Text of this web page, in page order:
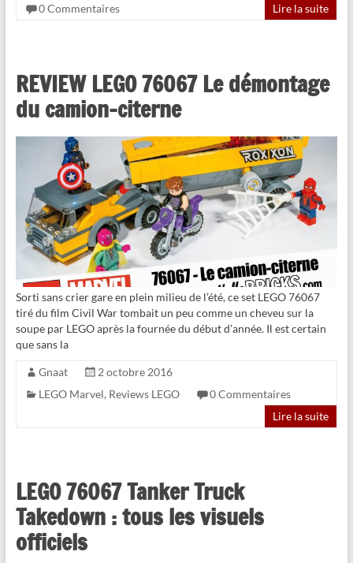
0 Commentaires
Lire la suite
REVIEW LEGO 76067 Le démontage
du camion-citerne
Sorti sans crier gare en plein milieu de l’été, ce set LEGO 76067
tiré du film Civil War tombait un peu comme un cheveu sur la
soupe par LEGO après la fournée du début d’année. Il est certain
que sans la
Gnaat
2 octobre 2016
LEGO Marvel, Reviews LEGO
0 Commentaires
Lire la suite
LEGO 76067 Tanker Truck
Takedown : tous les visuels
officiels